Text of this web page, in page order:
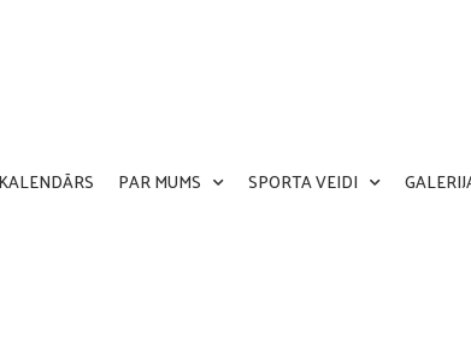
KALENDĀRS PAR MUMS SPORTA VEIDI